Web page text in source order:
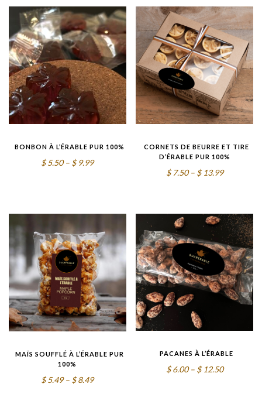
through
$15.99
BONBON À L’ÉRABLE PUR 100%
$ 5.50 – $ 9.99Price
CORNETS DE BEURRE ET TIRE
D’ÉRABLE PUR 100%
$ 7.50 – $ 13.99Price
through
$13.99
MAÏS SOUFFLÉ À L’ÉRABLE PUR
100%
$ 5.49 – $ 8.49Price
PACANES À L’ÉRABLE
$ 6.00 – $ 12.50Price